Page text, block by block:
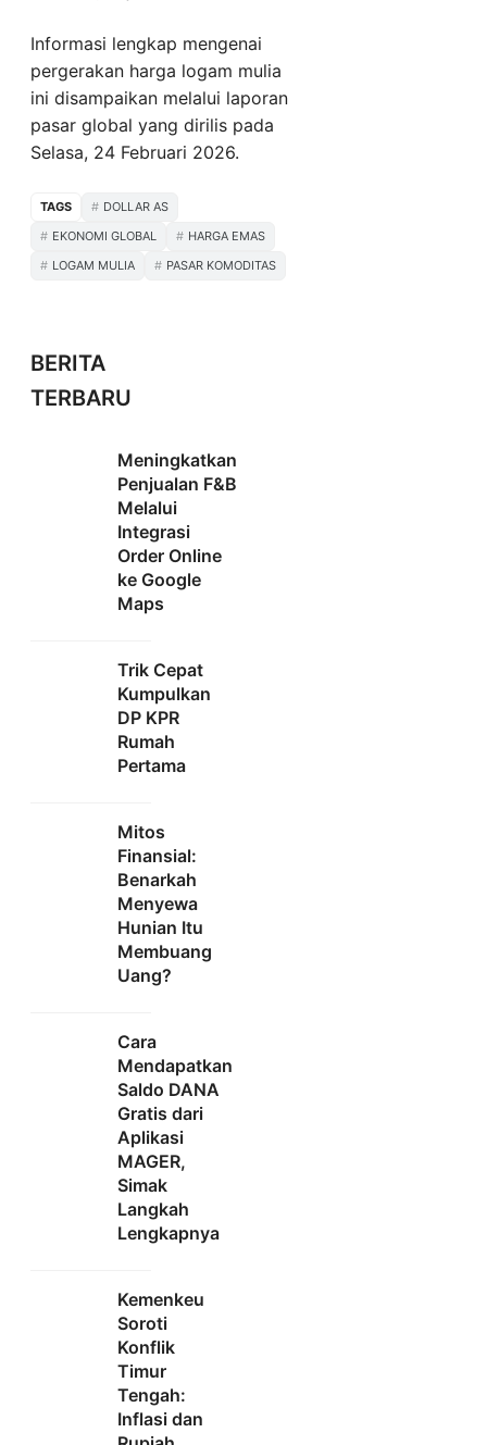
Informasi lengkap mengenai
pergerakan harga logam mulia
ini disampaikan melalui laporan
pasar global yang dirilis pada
Selasa, 24 Februari 2026.
TAGS
DOLLAR AS
EKONOMI GLOBAL
HARGA EMAS
LOGAM MULIA
PASAR KOMODITAS
BERITA
TERBARU
Meningkatkan
Penjualan F&B
Melalui
Integrasi
Order Online
ke Google
Maps
Trik Cepat
Kumpulkan
DP KPR
Rumah
Pertama
Mitos
Finansial:
Benarkah
Menyewa
Hunian Itu
Membuang
Uang?
Cara
Mendapatkan
Saldo DANA
Gratis dari
Aplikasi
MAGER,
Simak
Langkah
Lengkapnya
Kemenkeu
Soroti
Konflik
Timur
Tengah:
Inflasi dan